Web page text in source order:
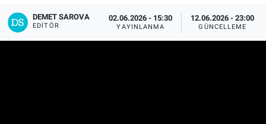
DEMET SAROVA
EDITÖR
02.06.2026 - 15:30
YAYINLANMA
12.06.2026 - 23:00
GÜNCELLEME
ASTROLOJİ
MANŞET